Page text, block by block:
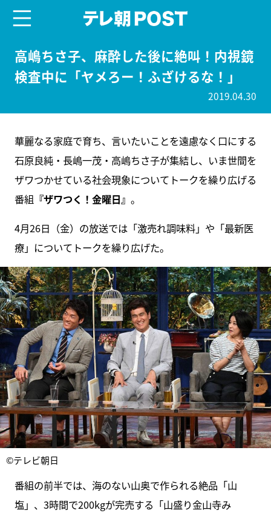
高嶋ちさ子、麻酔した後に絶叫！内視鏡
検査中に「ヤメろー！ふざけるな！」
2019.04.30
華麗なる家庭で育ち、言いたいことを遠慮なく口にする
石原良純・長嶋一茂・高嶋ちさ子が集結し、いま世間を
ザワつかせている社会現象についてトークを繰り広げる
番組 『ザワつく！金曜日』 。
4月26日（金）の放送では「激売れ調味料」や「最新医
療」についてトークを繰り広げた。
©テレビ朝日
番組の前半では、海のない山奥で作られる絶品「山
塩」、3時間で200kgが完売する「山盛り金山寺み